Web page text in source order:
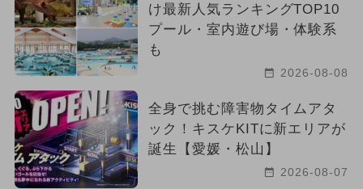
け最新人気ランキングTOP10
プール・室内遊び場・体験系
も
2026-08-08
全身で挑む障害物タイムアタ
ック！キスケKITに新エリアが
誕生【愛媛・松山】
2026-08-07